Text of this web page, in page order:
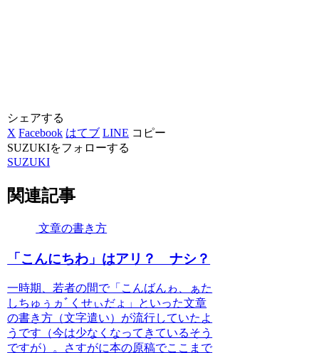
シェアする
X Facebook はてブ LINE コピー
SUZUKIをフォローする
SUZUKI
関連記事
文章の書き方
「こんにちわ」はアリ？ ナシ？
一時期、若者の間で「こんばんゎ、ぁた
しちゅぅヵﾞくせぃだょ」といった文章
の書き方（文字遣い）が流行していたよ
うです（今は少なくなってきているそう
ですが）。さすがに本の原稿でここまで